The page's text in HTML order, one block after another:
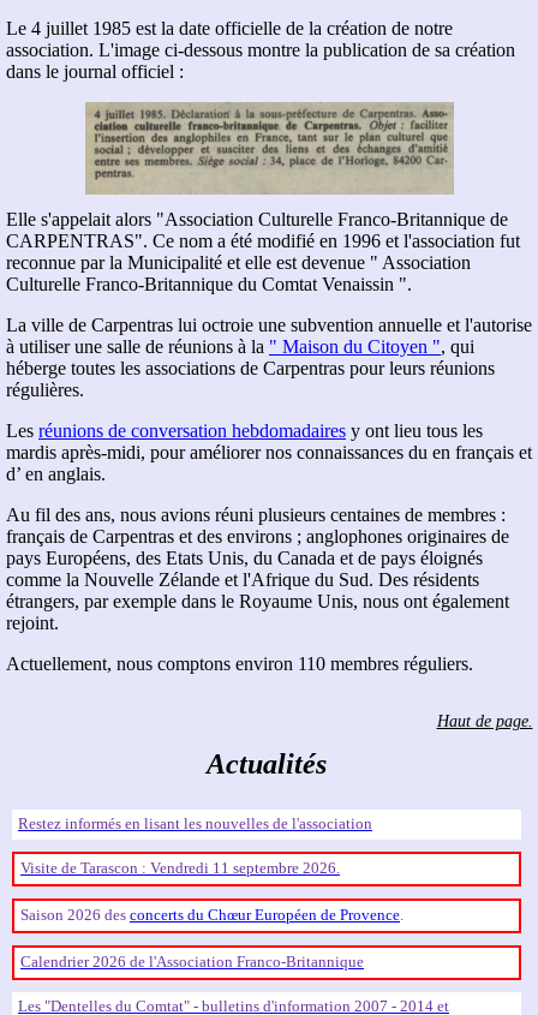
Le 4 juillet 1985 est la date officielle de la création de notre
association. L'image ci-dessous montre la publication de sa création
dans le journal officiel :
Elle s'appelait alors
Association Culturelle Franco-Britannique de
CARPENTRAS . Ce nom a été modifié en 1996 et l'association fut
reconnue par la Municipalité et elle est devenue " Association
Culturelle Franco-Britannique du Comtat Venaissin ".
La ville de Carpentras lui octroie une subvention annuelle et l'autorise
à utiliser une salle de réunions à la " Maison du Citoyen ", qui
héberge toutes les associations de Carpentras pour leurs réunions
régulières.
Les réunions de conversation hebdomadaires y ont lieu tous les
mardis après-midi, pour améliorer nos connaissances du en français et
d’ en anglais.
Au fil des ans, nous avions réuni plusieurs centaines de membres :
français de Carpentras et des environs ; anglophones originaires de
pays Européens, des Etats Unis, du Canada et de pays éloignés
comme la Nouvelle Zélande et l'Afrique du Sud. Des résidents
étrangers, par exemple dans le Royaume Unis, nous ont également
rejoint.
Actuellement, nous comptons environ 110 membres réguliers.
Haut de page.
Actualités
Restez informés en lisant les nouvelles de l'association
Visite de Tarascon : Vendredi 11 septembre 2026.
Saison 2026 des concerts du Chœur Européen de Provence.
Calendrier 2026 de l'Association Franco-Britannique
Les Dentelles du Comtat - bulletins d'information 2007 - 2014 et